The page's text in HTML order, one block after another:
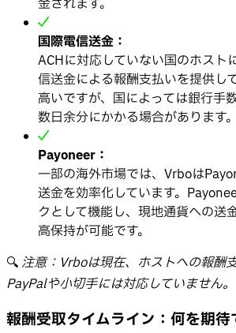
金されます。
国際電信送金：
ACHに対応していない国のホスト
信送金による報酬支払いを提供し
高いですが、国によっては銀行手
数日余分にかかる場合があります。
Payoneer：
一部の海外市場では、Vrboは
送金を効率化しています。
クとして機能し、現地通貨への送
高保持が可能です。
🔍注意：Vrboは現在、ホストへの報酬
PayPalや小切手には対応していません。
報酬受取タイムライン：何を期待